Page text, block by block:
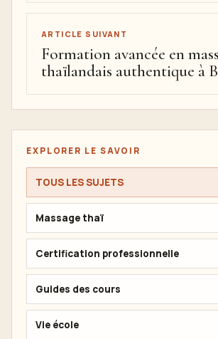
ARTICLE SUIVANT
Formation avancée en
thaïlandais authentique à
EXPLORER LE SAVOIR
TOUS LES SUJETS
Massage thaï
Certification professionnelle
Guides des cours
Vie école